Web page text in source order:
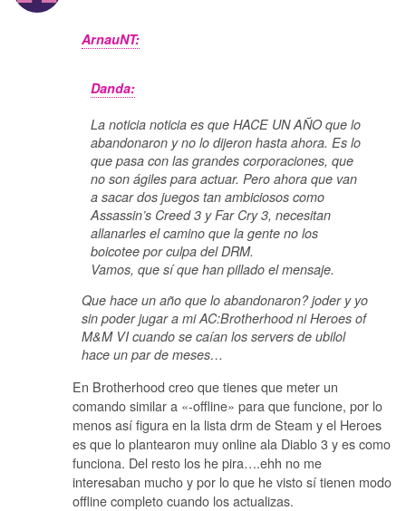
ArnauNT:
Danda:
La noticia noticia es que HACE UN AÑO que lo
abandonaron y no lo dijeron hasta ahora. Es lo
que pasa con las grandes corporaciones, que
no son ágiles para actuar. Pero ahora que van
a sacar dos juegos tan ambiciosos como
Assassin’s Creed 3 y Far Cry 3, necesitan
allanarles el camino que la gente no los
boicotee por culpa del DRM.
Vamos, que sí que han pillado el mensaje.
Que hace un año que lo abandonaron? joder y yo
sin poder jugar a mi AC:Brotherhood ni Heroes of
M&M VI cuando se caían los servers de ubilol
hace un par de meses…
En Brotherhood creo que tienes que meter un
comando similar a «-offline» para que funcione, por lo
menos así figura en la lista drm de Steam y el Heroes
es que lo plantearon muy online ala Diablo 3 y es como
funciona. Del resto los he pira….ehh no me
interesaban mucho y por lo que he visto sí tienen modo
offline completo cuando los actualizas.